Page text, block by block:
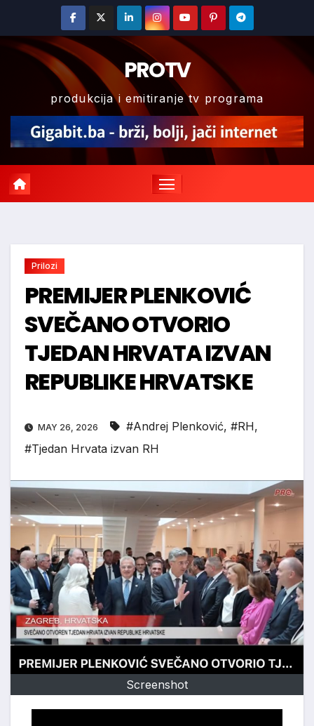
content
PROTV
produkcija i emitiranje tv programa
Prilozi
PREMIJER PLENKOVIĆ
SVEČANO OTVORIO
TJEDAN HRVATA IZVAN
REPUBLIKE HRVATSKE
MAY 26, 2026 #Andrej Plenković, #RH,
#Tjedan Hrvata izvan RH
Screenshot